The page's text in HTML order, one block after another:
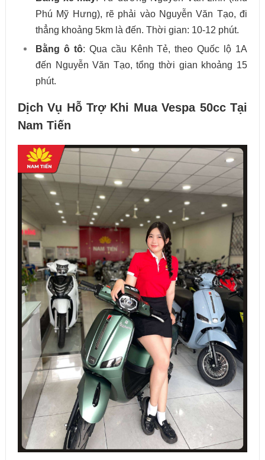
Phú Mỹ Hưng), rẽ phải vào Nguyễn Văn Tạo, đi
thẳng khoảng 5km là đến. Thời gian: 10-12 phút.
Bằng ô tô: Qua cầu Kênh Tẻ, theo Quốc lộ 1A
đến Nguyễn Văn Tạo, tổng thời gian khoảng 15
phút.
Dịch Vụ Hỗ Trợ Khi Mua Vespa 50cc Tại
Nam Tiến